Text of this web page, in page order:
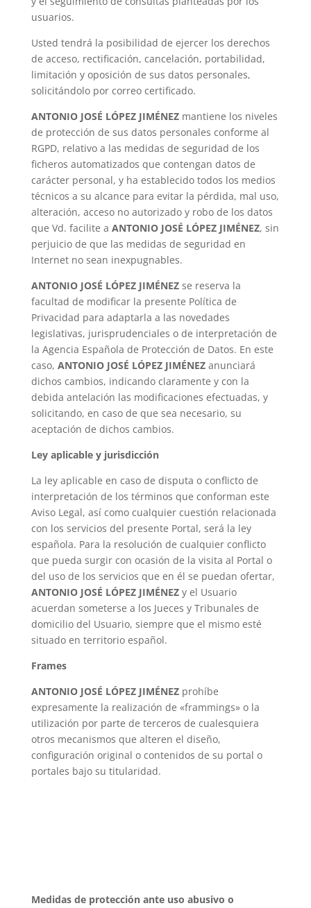
usuarios.
Usted tendrá la posibilidad de ejercer los derechos
de acceso, rectificación, cancelación, portabilidad,
limitación y oposición de sus datos personales,
solicitándolo por correo certificado.
ANTONIO JOSÉ LÓPEZ JIMÉNEZ mantiene los niveles
de protección de sus datos personales conforme al
RGPD, relativo a las medidas de seguridad de los
ficheros automatizados que contengan datos de
carácter personal, y ha establecido todos los medios
técnicos a su alcance para evitar la pérdida, mal uso,
alteración, acceso no autorizado y robo de los datos
que Vd. facilite a ANTONIO JOSÉ LÓPEZ JIMÉNEZ, sin
perjuicio de que las medidas de seguridad en
Internet no sean inexpugnables.
ANTONIO JOSÉ LÓPEZ JIMÉNEZ se reserva la
facultad de modificar la presente Política de
Privacidad para adaptarla a las novedades
legislativas, jurisprudenciales o de interpretación de
la Agencia Española de Protección de Datos. En este
caso, ANTONIO JOSÉ LÓPEZ JIMÉNEZ anunciará
dichos cambios, indicando claramente y con la
debida antelación las modificaciones efectuadas, y
solicitando, en caso de que sea necesario, su
aceptación de dichos cambios.
Ley aplicable y jurisdicción
La ley aplicable en caso de disputa o conflicto de
interpretación de los términos que conforman este
Aviso Legal, así como cualquier cuestión relacionada
con los servicios del presente Portal, será la ley
española. Para la resolución de cualquier conflicto
que pueda surgir con ocasión de la visita al Portal o
del uso de los servicios que en él se puedan ofertar,
ANTONIO JOSÉ LÓPEZ JIMÉNEZ y el Usuario
acuerdan someterse a los Jueces y Tribunales de
domicilio del Usuario, siempre que el mismo esté
situado en territorio español.
Frames
ANTONIO JOSÉ LÓPEZ JIMÉNEZ prohíbe
expresamente la realización de «frammings» o la
utilización por parte de terceros de cualesquiera
otros mecanismos que alteren el diseño,
configuración original o contenidos de su portal o
portales bajo su titularidad.
Medidas de protección ante uso abusivo o